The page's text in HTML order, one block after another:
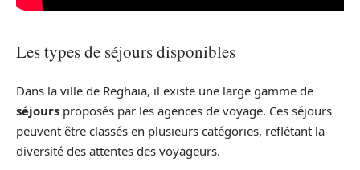
Les types de séjours disponibles
Dans la ville de Reghaia, il existe une large gamme de
séjours proposés par les agences de voyage. Ces séjours
peuvent être classés en plusieurs catégories, reflétant la
diversité des attentes des voyageurs.